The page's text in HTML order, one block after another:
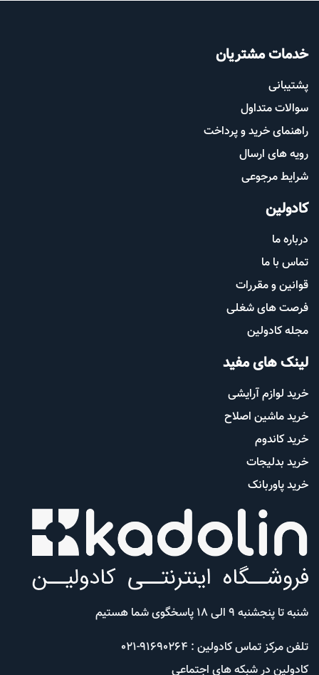
خدمات مشتریان
پشتیب​​انی
سوالات متداول
راهنمای خرید و پرداخت
رویه های ارسال
شرایط مرجوعی
کادولین
درباره ما
تماس با ما
قوانین و مقررات
فرصت های شغلی
مجله کادولین
لینک های مفید
خرید لوازم آرایشی
خرید ماشین اصلاح
خرید کاندوم
خرید بدلیجات
خرید پاوربانک
شنبه تا پنجشنبه 9 الی 18 پاسخگوی شما هستیم
تلفن مرکز تماس کادولین : 91690264-021
کادولین در شبکه های اجتماعی